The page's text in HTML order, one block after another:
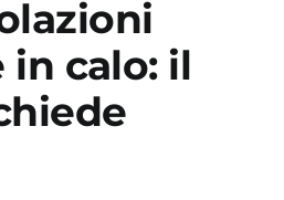
di mercato
Utilità
calo: il